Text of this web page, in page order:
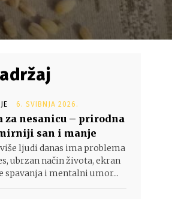
6. SVIBNJA 2026.
za nesanicu – prirodna
san i manje
više ljudi danas ima problema
ubrzan način života, ekran
spavanja i mentalni umor...